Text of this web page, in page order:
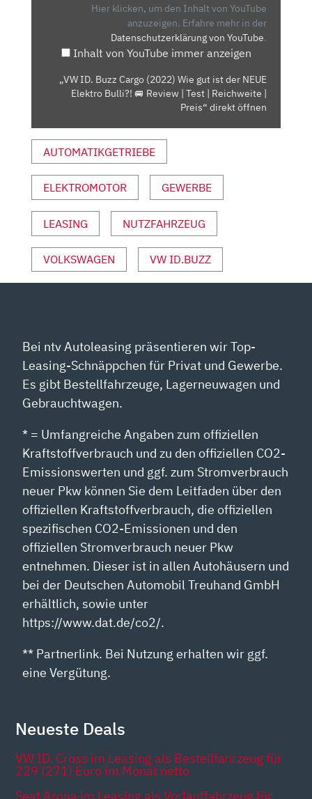
🚐
REVIEW
|
TEST
REICHWEITE
|
PREIS“
VON
Hier klicken, um den Inhalt von YouTube
anzuzeigen. Erfahre mehr in der
Datenschutzerklärung von YouTube.
Inhalt von YouTube immer anzeigen
„VW ID. Buzz Cargo (2022) Wie gut ist der NEUE
Elektro Bulli?! 🚐 Review | Test | Reichweite |
Preis“ direkt öffnen
AUTOMATIKGETRIEBE
ELEKTROMOTOR GEWERBE
LEASING NUTZFAHRZEUG
VOLKSWAGEN VW ID.BUZZ
Bei ntv Autoleasing präsentieren wir Top-
Leasing-Schnäppchen für Privat und Gewerbe.
Es gibt Bestellfahrzeuge, Lagerneuwagen und
Gebrauchtwagen.
* = Umfangreiche Angaben zum offiziellen
Kraftstoffverbrauch und zu den offiziellen CO2-
Emissionswerten und ggf. zum Stromverbrauch
neuer Pkw können Sie dem Leitfaden über den
offiziellen Kraftstoffverbrauch, die offiziellen
spezifischen CO2-Emissionen und den
offiziellen Stromverbrauch neuer Pkw
entnehmen. Dieser ist in allen Autohäusern und
bei der Deutschen Automobil Treuhand GmbH
erhältlich, sowie unter
https://www.dat.de/co2/.
** Partnerlink. Bei Nutzung erhalten wir ggf.
eine Vergütung.
Neueste Deals
VW ID. Cross im Leasing als Bestellfahrzeug für
229 (271) Euro im Monat netto